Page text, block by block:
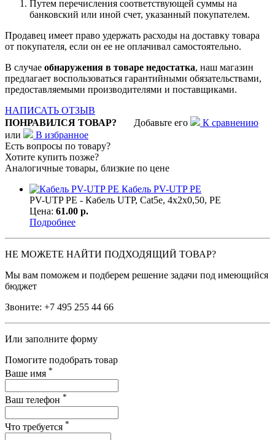
Путем перечисления соответствующей суммы на
банковский или иной счет, указанный покупателем.
Продавец имеет право удержать расходы на доставку товара
от покупателя, если он ее не оплачивал самостоятельно.
В случае обнаружения в товаре недостатка, наш магазин
предлагает воспользоваться гарантийными обязательствами,
предоставляемыми производителями и поставщиками.
НАПИСАТЬ ОТЗЫВ
ПОНРАВИЛСЯ ТОВАР? Добавьте его
К сравнению
или
В избранное
Есть вопросы по товару?
Хотите купить позже?
Аналогичные товары, близкие по цене
Кабель PV-UTP PE
PV-UTP PE - Кабель UTP, Cat5e, 4х2х0,50, PE
Цена: 61.00 р.
Подробнее
НЕ МОЖЕТЕ НАЙТИ ПОДХОДЯЩИЙ ТОВАР?
Мы вам поможем и подберем решение задачи под имеющийся
бюджет
Звоните: +7 495 255 44 66
Или заполните форму
Помогите подобрать товар
Ваше имя *
Ваш телефон *
Что требуется *